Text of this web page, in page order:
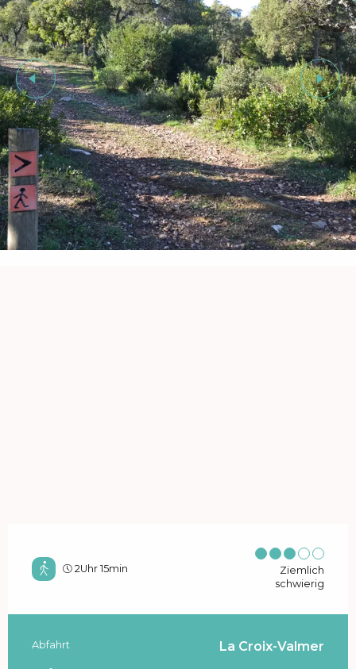
2Uhr 15min
Ziemlich
schwierig
Praktische Informationen
Abfahrt La Croix-Valmer